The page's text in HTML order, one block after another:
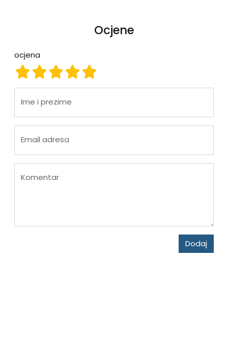
Ocjene
ocjena
ocjena 5
ocjena 4
ocjena 3
ocjena 2
ocjena 1
Ime i prezime
Email adresa
Komentar
Dodaj